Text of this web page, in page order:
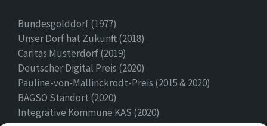
Bundesgolddorf (1977)
Unser Dorf hat Zukunft (2018)
Caritas Musterdorf (2019)
Deutscher Digital Preis (2020)
Pauline-von-Mallinckrodt-Preis (2015 & 2020)
BAGSO Standort (2020)
Integrative Kommune KAS (2020)